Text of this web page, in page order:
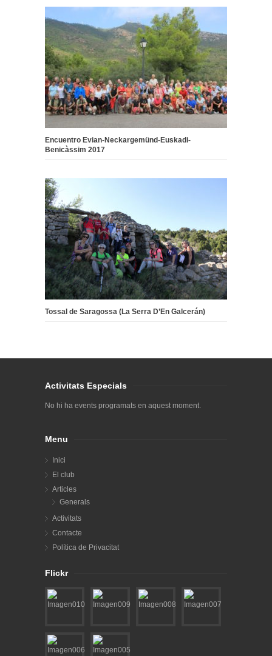
Encuentro Evian-Neckargemünd-Euskadi-
Benicàssim 2017
Tossal de Saragossa (La Serra D’En Galcerán)
Activitats Especials
No hi ha events programats en aquest moment.
Menu
Inici
El club
Articles
Generals
Activitats
Contacte
Política de Privacitat
Flickr